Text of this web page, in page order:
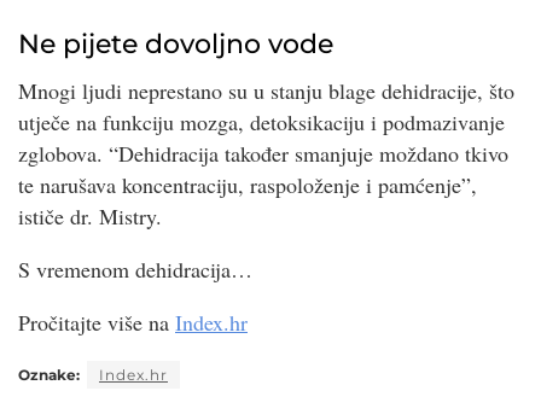
Ne pijete dovoljno vode
Mnogi ljudi neprestano su u stanju blage dehidracije, što
utječe na funkciju mozga, detoksikaciju i podmazivanje
zglobova. “Dehidracija također smanjuje moždano tkivo
te narušava koncentraciju, raspoloženje i pamćenje”,
ističe dr. Mistry.
S vremenom dehidracija…
Pročitajte više na Index.hr
Oznake: Index.hr